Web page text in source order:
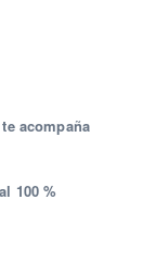
acompaña
100 %